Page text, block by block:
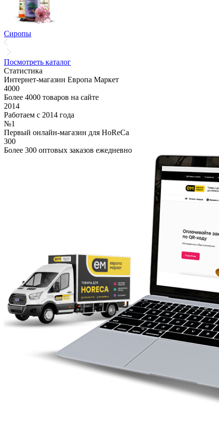
Сиропы
Посмотреть каталог
Статистика
Интернет-магазин Европа Маркет
4000
Более 4000 товаров на сайте
2014
Работаем с 2014 года
№1
Первый онлайн-магазин для HoReCa
300
Более 300 оптовых заказов ежедневно